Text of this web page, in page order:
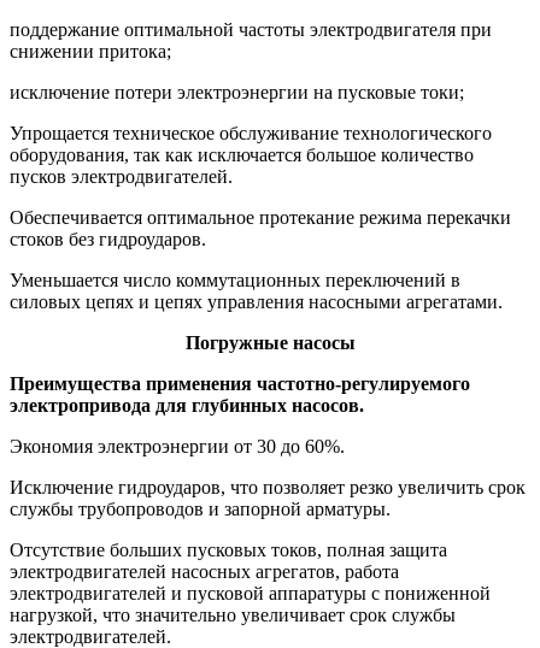
поддержание оптимальной частоты электродвигателя при
снижении притока;
исключение потери электроэнергии на пусковые токи;
Упрощается техническое обслуживание технологического
оборудования, так как исключается большое количество
пусков электродвигателей.
Обеспечивается оптимальное протекание режима перекачки
стоков без гидроударов.
Уменьшается число коммутационных переключений в
силовых цепях и цепях управления насосными агрегатами.
Погружные насосы
Преимущества применения частотно-регулируемого
электропривода для глубинных насосов.
Экономия электроэнергии от 30 до 60%.
Исключение гидроударов, что позволяет резко увеличить срок
службы трубопроводов и запорной арматуры.
Отсутствие больших пусковых токов, полная защита
электродвигателей насосных агрегатов, работа
электродвигателей и пусковой аппаратуры с пониженной
нагрузкой, что значительно увеличивает срок службы
электродвигателей.